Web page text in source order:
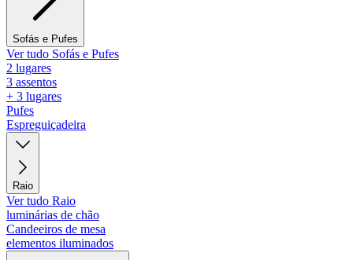
Sofás e Pufes
Ver tudo Sofás e Pufes
2 lugares
3 assentos
+ 3 lugares
Pufes
Espreguiçadeira
Raio
Ver tudo Raio
luminárias de chão
Candeeiros de mesa
elementos iluminados